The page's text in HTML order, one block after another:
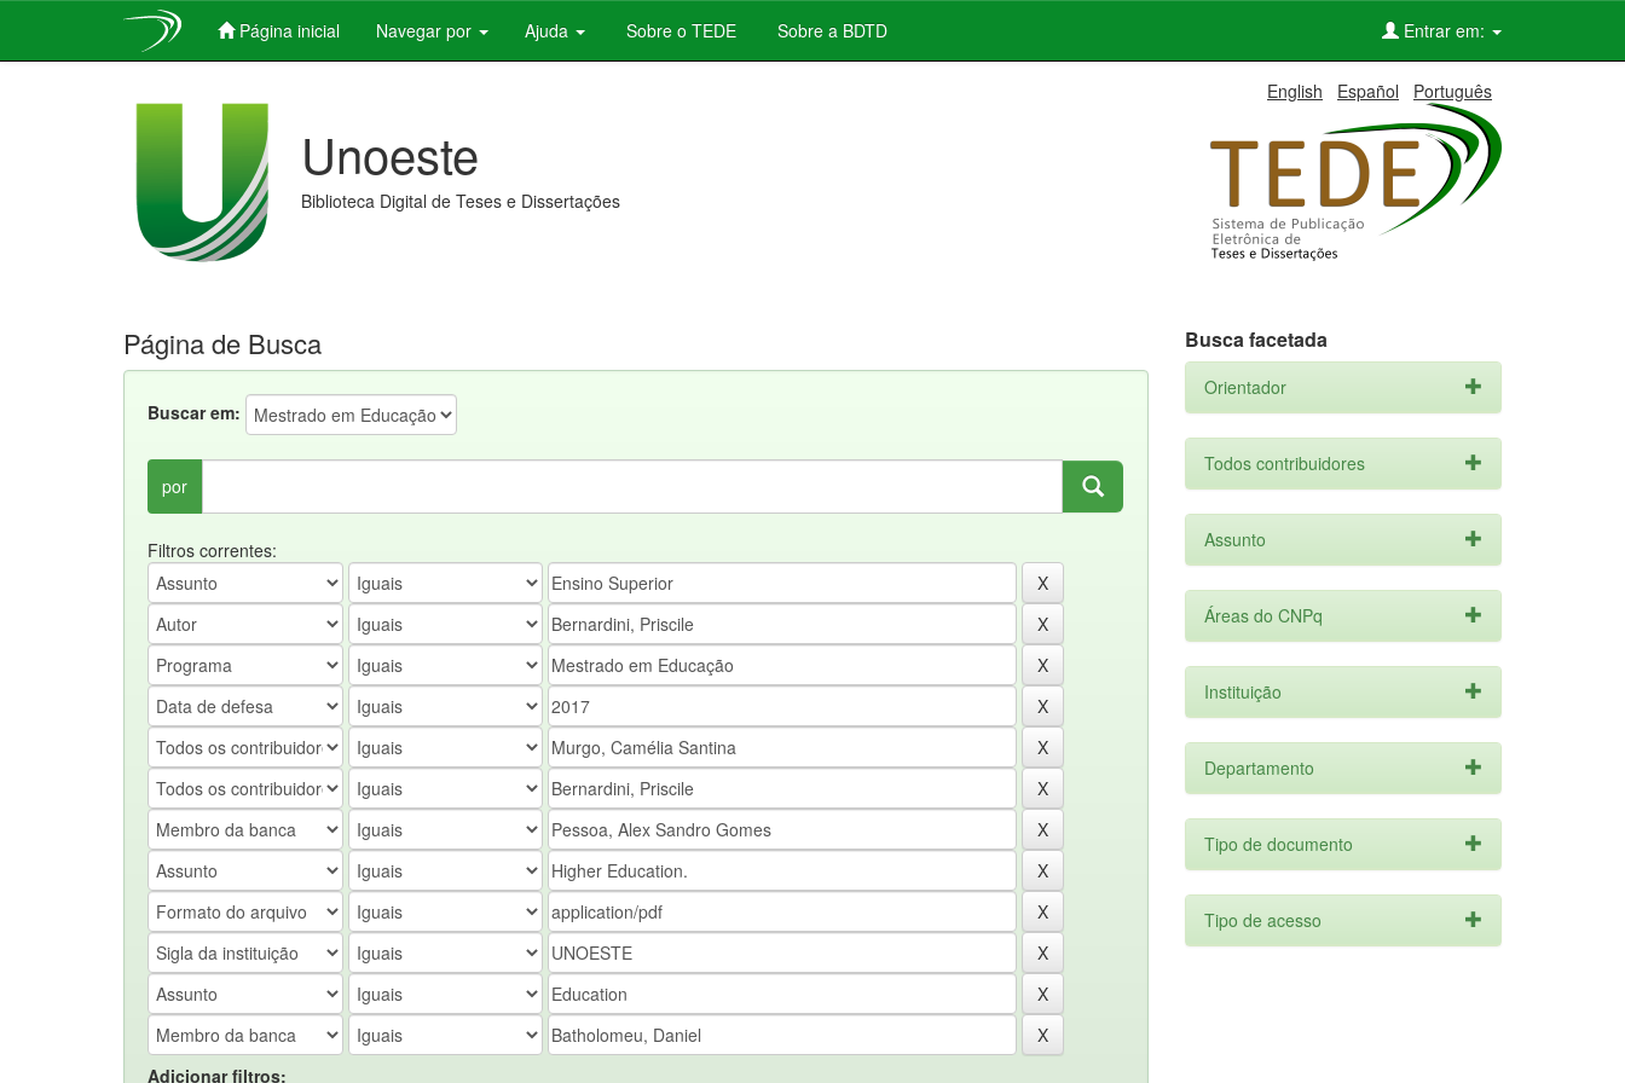
Página inicial Navegar por Ajuda Sobre o TEDE Sobre a BDTD Entrar em:
English Español Português
Unoeste
Biblioteca Digital de Teses e Dissertações
Página de Busca
Buscar em:
por
Filtros correntes:
Adicionar filtros:
Busca facetada
Orientador
Todos contribuidores
Assunto
Áreas do CNPq
Instituição
Departamento
Tipo de documento
Tipo de acesso